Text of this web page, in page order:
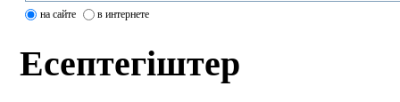
на сайте в интернете
Есептегіштер